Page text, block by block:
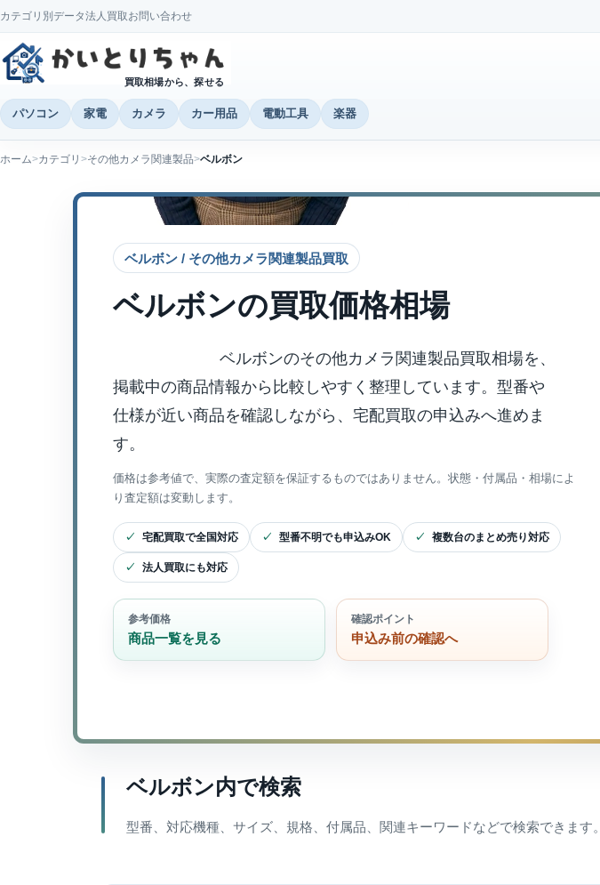
カテゴリ別データ法人買取お問い合わせ
買取相場から、探せる
パソコン 家電 カメラ カー用品 電動工具 楽器
ホーム カテゴリ その他カメラ関連製品 ベルボン
ベルボン / その他カメラ関連製品買取
ベルボンの買取価格相場
ベルボンのその他カメラ関連製品買取相場を、
掲載中の商品情報から比較しやすく整理しています。型番や
仕様が近い商品を確認しながら、宅配買取の申込みへ進めま
す。
価格は参考値で、実際の査定額を保証するものではありません。状態・付属品・相場によ
り査定額は変動します。
宅配買取で全国対応 型番不明でも申込みOK 複数台のまとめ売り対応
法人買取にも対応
参考価格
商品一覧を見る
確認ポイント
申込み前の確認へ
ベルボン内で検索
型番、対応機種、サイズ、規格、付属品、関連キーワードなどで検索できます。